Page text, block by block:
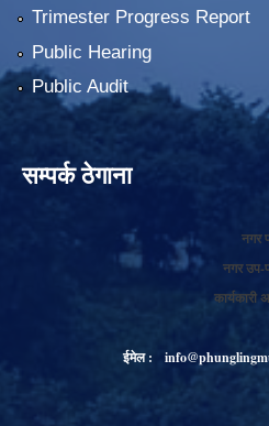
Trimester Progress Report
Public Hearing
Public Audit
सम्पर्क ठेगाना
नगर
नगर
ईमेल :